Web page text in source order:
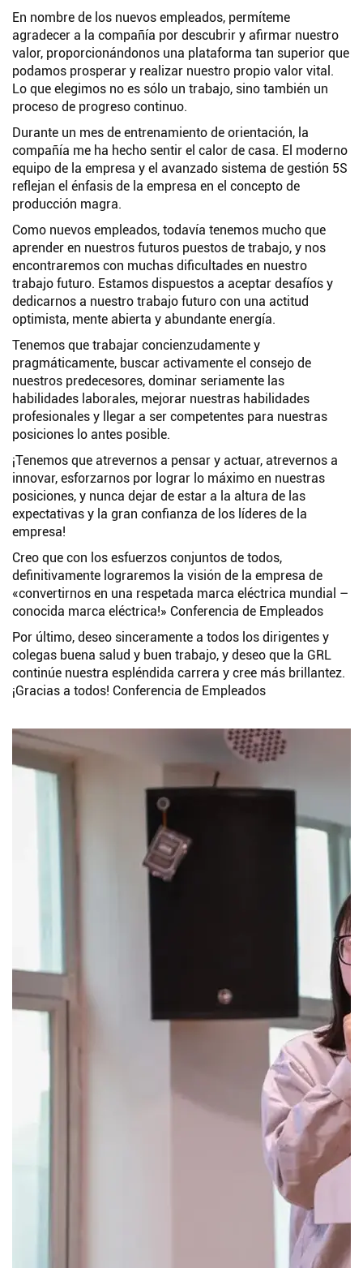
En nombre de los nuevos empleados, permíteme
agradecer a la compañía por descubrir y afirmar nuestro
valor, proporcionándonos una plataforma tan superior que
podamos prosperar y realizar nuestro propio valor vital.
Lo que elegimos no es sólo un trabajo, sino también un
proceso de progreso continuo.
Durante un mes de entrenamiento de orientación, la
compañía me ha hecho sentir el calor de casa. El moderno
equipo de la empresa y el avanzado sistema de gestión 5S
reflejan el énfasis de la empresa en el concepto de
producción magra.
Como nuevos empleados, todavía tenemos mucho que
aprender en nuestros futuros puestos de trabajo, y nos
encontraremos con muchas dificultades en nuestro
trabajo futuro. Estamos dispuestos a aceptar desafíos y
dedicarnos a nuestro trabajo futuro con una actitud
optimista, mente abierta y abundante energía.
Tenemos que trabajar concienzudamente y
pragmáticamente, buscar activamente el consejo de
nuestros predecesores, dominar seriamente las
habilidades laborales, mejorar nuestras habilidades
profesionales y llegar a ser competentes para nuestras
posiciones lo antes posible.
¡Tenemos que atrevernos a pensar y actuar, atrevernos a
innovar, esforzarnos por lograr lo máximo en nuestras
posiciones, y nunca dejar de estar a la altura de las
expectativas y la gran confianza de los líderes de la
empresa!
Creo que con los esfuerzos conjuntos de todos,
definitivamente lograremos la visión de la empresa de
«convertirnos en una respetada marca eléctrica mundial –
conocida marca eléctrica!» Conferencia de Empleados
Por último, deseo sinceramente a todos los dirigentes y
colegas buena salud y buen trabajo, y deseo que la GRL
continúe nuestra espléndida carrera y cree más brillantez.
¡Gracias a todos! Conferencia de Empleados